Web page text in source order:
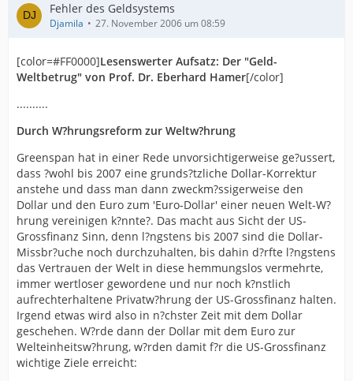
Fehler des Geldsystems
Djamila 27. November 2006 um 08:59
[color=#FF0000]Lesenswerter Aufsatz: Der "Geld-
Weltbetrug" von Prof. Dr. Eberhard Hamer[/color]
..........
Durch W?hrungsreform zur Weltw?hrung
Greenspan hat in einer Rede unvorsichtigerweise ge?ussert,
dass ?wohl bis 2007 eine grunds?tzliche Dollar-Korrektur
anstehe und dass man dann zweckm?ssigerweise den
Dollar und den Euro zum 'Euro-Dollar' einer neuen Welt-W?
hrung vereinigen k?nnte?. Das macht aus Sicht der US-
Grossfinanz Sinn, denn l?ngstens bis 2007 sind die Dollar-
Missbr?uche noch durchzuhalten, bis dahin d?rfte l?ngstens
das Vertrauen der Welt in diese hemmungslos vermehrte,
immer wertloser gewordene und nur noch k?nstlich
aufrechterhaltene Privatw?hrung der US-Grossfinanz halten.
Irgend etwas wird also in n?chster Zeit mit dem Dollar
geschehen. W?rde dann der Dollar mit dem Euro zur
Welteinheitsw?hrung, w?rden damit f?r die US-Grossfinanz
wichtige Ziele erreicht: